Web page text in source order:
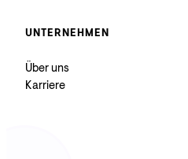
UNTERNEHMEN
Über uns
Karriere